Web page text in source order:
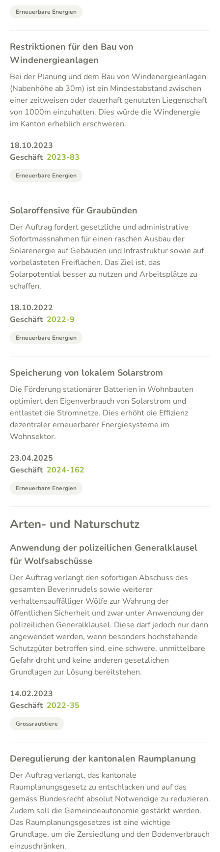
Erneuerbare Energien
Restriktionen für den Bau von
Windenergieanlagen
Bei der Planung und dem Bau von Windenergieanlagen
(Nabenhöhe ab 30m) ist ein Mindestabstand zwischen
einer zeitweisen oder dauerhaft genutzten Liegenschaft
von 1000m einzuhalten. Dies würde die Windenergie
im Kanton erheblich erschweren.
18.10.2023
Geschäft 2023-83
Erneuerbare Energien
Solaroffensive für Graubünden
Der Auftrag fordert gesetzliche und administrative
Sofortmassnahmen für einen raschen Ausbau der
Solarenergie auf Gebäuden und Infrastruktur sowie auf
vorbelasteten Freiflächen. Das Ziel ist, das
Solarpotential besser zu nutzen und Arbeitsplätze zu
schaffen.
18.10.2022
Geschäft 2022-9
Erneuerbare Energien
Speicherung von lokalem Solarstrom
Die Förderung stationärer Batterien in Wohnbauten
optimiert den Eigenverbrauch von Solarstrom und
entlastet die Stromnetze. Dies erhöht die Effizienz
dezentraler erneuerbarer Energiesysteme im
Wohnsektor.
23.04.2025
Geschäft 2024-162
Erneuerbare Energien
Arten- und Naturschutz
Anwendung der polizeilichen Generalklausel
für Wolfsabschüsse
Der Auftrag verlangt den sofortigen Abschuss des
gesamten Beverinrudels sowie weiterer
verhaltensauffälliger Wölfe zur Wahrung der
öffentlichen Sicherheit und zwar unter Anwendung der
polizeilichen Generalklausel. Diese darf jedoch nur dann
angewendet werden, wenn besonders hochstehende
Schutzgüter betroffen sind, eine schwere, unmittelbare
Gefahr droht und keine anderen gesetzlichen
Grundlagen zur Lösung bereitstehen.
14.02.2023
Geschäft 2022-35
Grossraubtiere
Deregulierung der kantonalen Raumplanung
Der Auftrag verlangt, das kantonale
Raumplanungsgesetz zu entschlacken und auf das
gemäss Bundesrecht absolut Notwendige zu reduzieren.
Zudem soll die Gemeindeautonomie gestärkt werden.
Das Raumplanungsgesetzes ist eine wichtige
Grundlage, um die Zersiedlung und den Bodenverbrauch
einzuschränken.